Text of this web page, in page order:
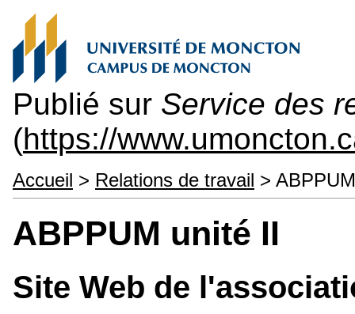
Publié sur Service des
(https://
Accueil > Relations de travail >
ABPPUM unité II
Site Web de